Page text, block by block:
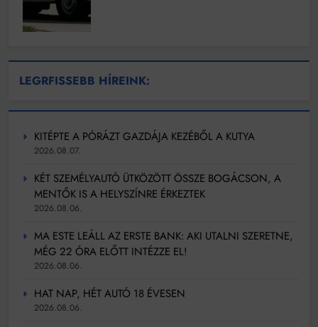
LEGRFISSEBB HÍREINK:
KITÉPTE A PÓRÁZT GAZDÁJA KEZÉBŐL A KUTYA
2026.08.07.
KÉT SZEMÉLYAUTÓ ÜTKÖZÖTT ÖSSZE BOGÁCSON, A
MENTŐK IS A HELYSZÍNRE ÉRKEZTEK
2026.08.06.
MA ESTE LEÁLL AZ ERSTE BANK: AKI UTALNI SZERETNE,
MÉG 22 ÓRA ELŐTT INTÉZZE EL!
2026.08.06.
HAT NAP, HÉT AUTÓ 18 ÉVESEN
2026.08.06.